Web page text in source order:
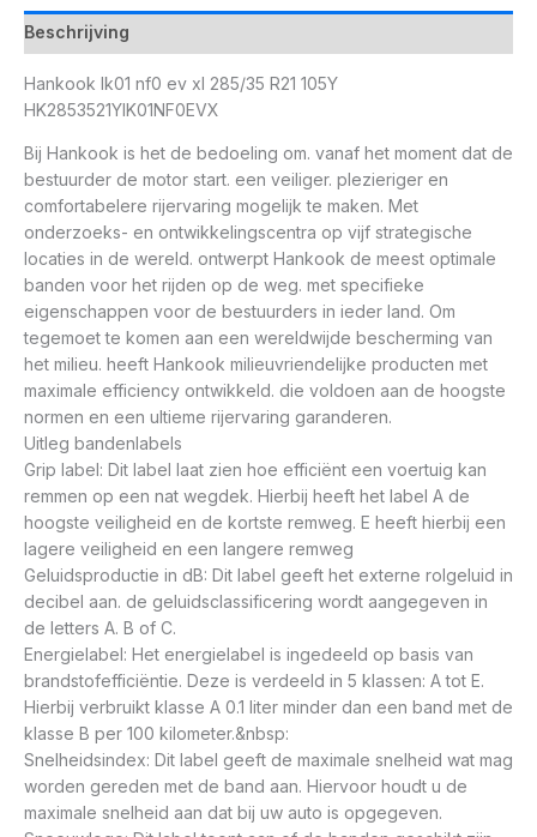
Beschrijving
Hankook Ik01 nf0 ev xl 285/35 R21 105Y
HK2853521YIK01NF0EVX
Bij Hankook is het de bedoeling om. vanaf het moment dat de
bestuurder de motor start. een veiliger. plezieriger en
comfortabelere rijervaring mogelijk te maken. Met
onderzoeks- en ontwikkelingscentra op vijf strategische
locaties in de wereld. ontwerpt Hankook de meest optimale
banden voor het rijden op de weg. met specifieke
eigenschappen voor de bestuurders in ieder land. Om
tegemoet te komen aan een wereldwijde bescherming van
het milieu. heeft Hankook milieuvriendelijke producten met
maximale efficiency ontwikkeld. die voldoen aan de hoogste
normen en een ultieme rijervaring garanderen.
Uitleg bandenlabels
Grip label: Dit label laat zien hoe efficiënt een voertuig kan
remmen op een nat wegdek. Hierbij heeft het label A de
hoogste veiligheid en de kortste remweg. E heeft hierbij een
lagere veiligheid en een langere remweg
Geluidsproductie in dB: Dit label geeft het externe rolgeluid in
decibel aan. de geluidsclassificering wordt aangegeven in
de letters A. B of C.
Energielabel: Het energielabel is ingedeeld op basis van
brandstofefficiëntie. Deze is verdeeld in 5 klassen: A tot E.
Hierbij verbruikt klasse A 0.1 liter minder dan een band met de
klasse B per 100 kilometer.&nbsp:
Snelheidsindex: Dit label geeft de maximale snelheid wat mag
worden gereden met de band aan. Hiervoor houdt u de
maximale snelheid aan dat bij uw auto is opgegeven.